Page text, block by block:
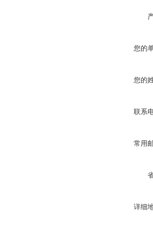
您的
您的
联系
常用
详细